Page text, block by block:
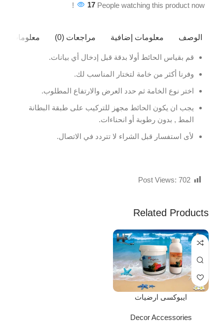
17 People watching this product now!
الوصف معلومات إضافية مراجعات (0) معلومات
قم بقياس الحائط أولا بدقة قبل إدخال أي بيانات.
وفرنا أكثر من خامة لتختار المناسب لك.
اختر نوع الخامة ثم حدد العرض والارتفاع المطلوب.
يجب ان يكون الحائط مجهز للتركيب على طبقة البطانة
المط , بدون رطوبة أو انحناءات.
لأى استفسار قبل الشراء لا تتردد في الاتصال.
Post Views: 702
Related Products
ايبوكسى ارضيات
Decor Accessories